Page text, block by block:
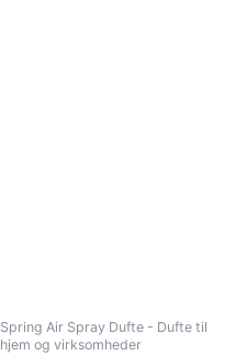
Spring Air Spray Dufte - Dufte til
hjem og virksomheder